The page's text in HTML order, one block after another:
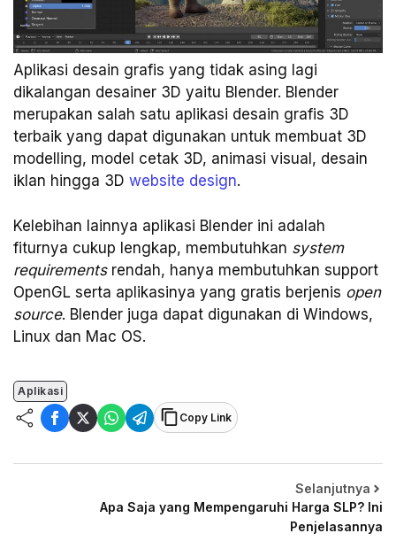
Aplikasi desain grafis yang tidak asing lagi
dikalangan desainer 3D yaitu Blender. Blender
merupakan salah satu aplikasi desain grafis 3D
terbaik yang dapat digunakan untuk membuat 3D
modelling, model cetak 3D, animasi visual, desain
iklan hingga 3D website design.
Kelebihan lainnya aplikasi Blender ini adalah
fiturnya cukup lengkap, membutuhkan system
requirementsrendah, hanya membutuhkan support
OpenGL serta aplikasinya yang gratis berjenis open
source. Blender juga dapat digunakan di Windows,
Linux dan Mac OS.
Aplikasi
Copy Link
Selanjutnya
Apa Saja yang Mempengaruhi Harga SLP? Ini
Penjelasannya